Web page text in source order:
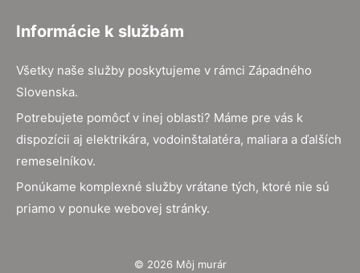
Informácie k službám
Všetky naše služby poskytujeme v rámci Západného
Slovenska.
Potrebujete pomôcť v inej oblasti? Máme pre vás k
dispozícii aj elektrikára, vodoinštalatéra, maliara a ďalších
remeselníkov.
Ponúkame komplexné služby vrátane tých, ktoré nie sú
priamo v ponuke webovej stránky.
© 2026 Môj murár